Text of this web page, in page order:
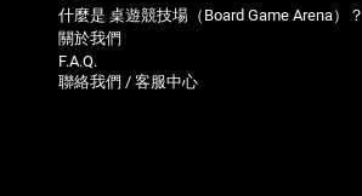
什麼是 桌遊競技場（Board Game Arena）？
關於我們
F.A.Q.
聯絡我們 / 客服中心